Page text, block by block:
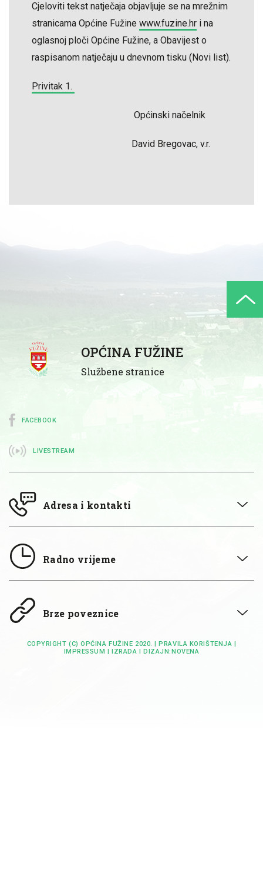
Cjeloviti tekst natječaja objavljuje se na mrežnim
stranicama Općine Fužine www.fuzine.hri na
oglasnoj ploči Općine Fužine, a Obavijest o
raspisanom natječaju u dnevnom tisku (Novi list).
Privitak 1.
Općinski načelnik
David Bregovac, v.r.
OPĆINA FUŽINE
Službene stranice
FACEBOOK
LIVESTREAM
Adresa i kontakti
Radno vrijeme
Brze poveznice
COPYRIGHT (C) OPĆINA FUŽINE 2020. |PRAVILA KORIŠTENJA |
IMPRESSUM | IZRADA I DIZAJN:NOVENA